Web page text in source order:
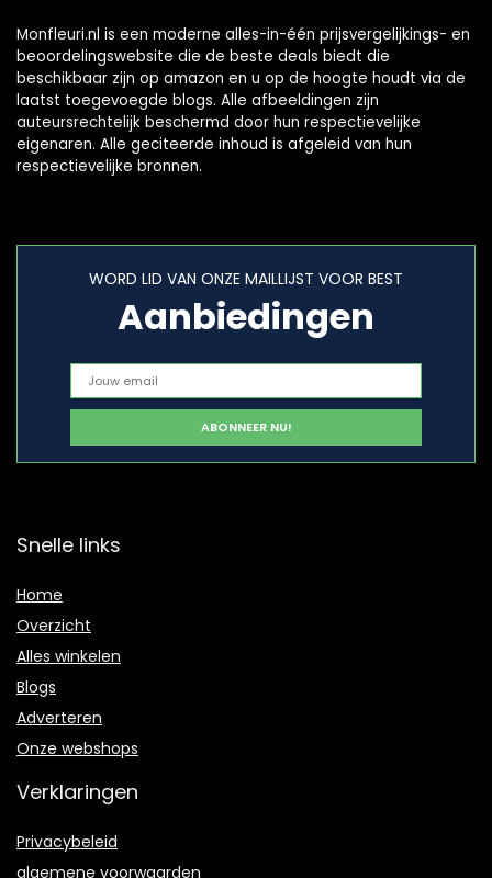
Monfleuri.nl is een moderne alles-in-één prijsvergelijkings- en
beoordelingswebsite die de beste deals biedt die
beschikbaar zijn op amazon en u op de hoogte houdt via de
laatst toegevoegde blogs. Alle afbeeldingen zijn
auteursrechtelijk beschermd door hun respectievelijke
eigenaren. Alle geciteerde inhoud is afgeleid van hun
respectievelijke bronnen.
WORD LID VAN ONZE MAILLIJST VOOR BEST
Aanbiedingen
Snelle links
Home
Overzicht
Alles winkelen
Blogs
Adverteren
Onze webshops
Verklaringen
Privacybeleid
algemene voorwaarden